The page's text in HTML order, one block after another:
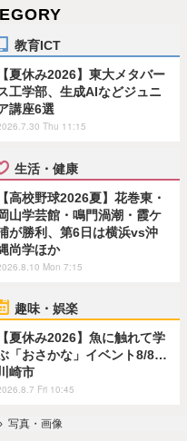
教育ICT
【夏休み2026】東大メタバー
工学部、生成AIなどジュニ
講座6選
Thu 11:15
生活・健康
【高校野球2026夏】花巻東・
山学芸館・鳴門渦潮・霞ケ
が勝利、第6日は横浜vs沖
尚学ほか
Mon 7:15
趣味・娯楽
【夏休み2026】魚に触れて学
「おさかな」イベント8/8…
崎市
Fri 10:45
› 写真・画像